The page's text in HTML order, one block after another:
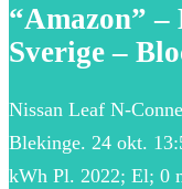
“Amazon”
Sverige –
Nissan Leaf N-
Blekinge. 24 okt.
kWh Pl. 2022; El; 0